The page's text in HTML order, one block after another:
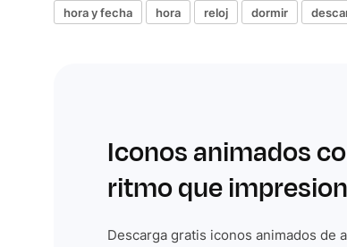
hora y fecha hora reloj dormir
Iconos animados
ritmo que
Descarga gratis iconos animados de